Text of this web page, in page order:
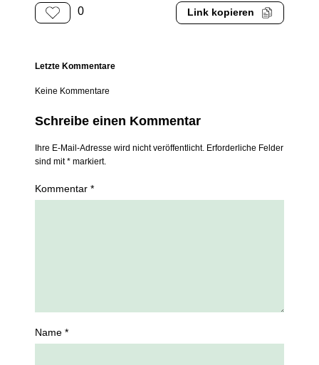
0 Link kopieren
Letzte Kommentare
Keine Kommentare
Schreibe einen Kommentar
Ihre E-Mail-Adresse wird nicht veröffentlicht. Erforderliche Felder
sind mit * markiert.
Kommentar *
Name *